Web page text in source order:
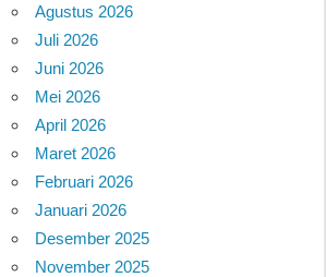
Agustus 2026
Juli 2026
Juni 2026
Mei 2026
April 2026
Maret 2026
Februari 2026
Januari 2026
Desember 2025
November 2025